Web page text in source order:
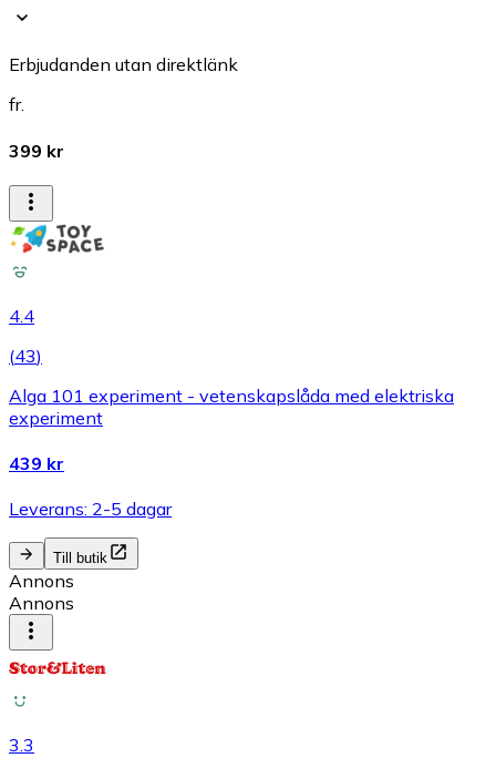
Erbjudanden utan direktlänk
fr.
399 kr
4.4
(43)
Alga 101 experiment - vetenskapslåda med elektriska
experiment
439 kr
Leverans: 2-5 dagar
Till butik
Annons
Annons
3.3